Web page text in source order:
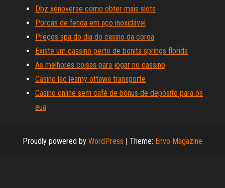
Dbz xenoverse como obter mais slots
Porcas de fenda em aço inoxidável
Preços spa do dia do casino da coroa
Existe um cassino perto de bonita springs florida
As melhores coisas para jogar no cassino
Casino lac leamy ottawa transporte
Casino online sem café de bônus de depósito para os
eua
Proudly powered by WordPress | Theme: Envo Magazine